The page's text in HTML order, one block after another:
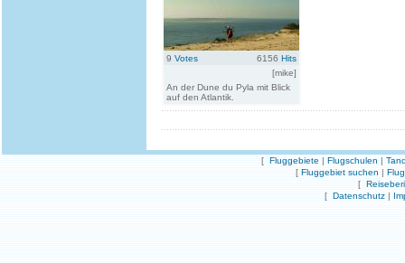
9 Votes 6156 Hits
[mike]
An der Dune du Pyla mit Blick
auf den Atlantik.
[ Fluggebiete | Flugschulen |
[ Fluggebiet suchen |
[
[ Datenschutz |